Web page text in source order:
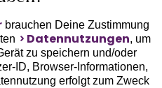
brauchen Deine Zustimmung
Datennutzungen, um
zu speichern und/oder
ID, Browser-Informationen,
erfolgt zum Zweck